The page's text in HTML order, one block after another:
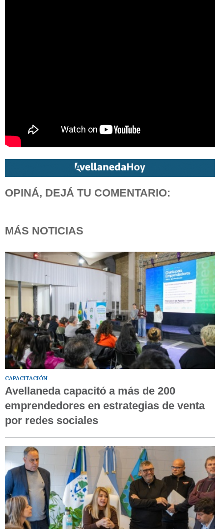
OPINÁ, DEJÁ TU COMENTARIO:
MÁS NOTICIAS
CAPACITACIÓN
Avellaneda capacitó a más de 200
emprendedores en estrategias de venta
por redes sociales